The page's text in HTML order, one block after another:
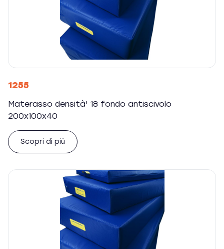
1255
Materasso densità' 18 fondo antiscivolo
200x100x40
Scopri di più